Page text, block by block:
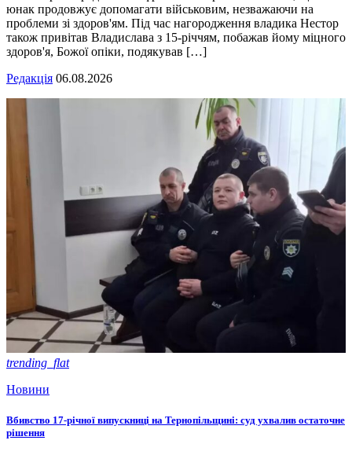
юнак продовжує допомагати військовим, незважаючи на
проблеми зі здоров'ям. Під час нагородження владика Нестор
також привітав Владислава з 15-річчям, побажав йому міцного
здоров'я, Божої опіки, подякував […]
Редакція 06.08.2026
trending_flat
Новини
Вбивство 17-річної випускниці на Тернопільщині: суд ухвалив остаточне
рішення